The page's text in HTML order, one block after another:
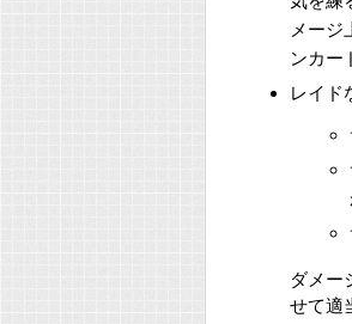
メージ
ンカー
レイド
ダメー
せて適